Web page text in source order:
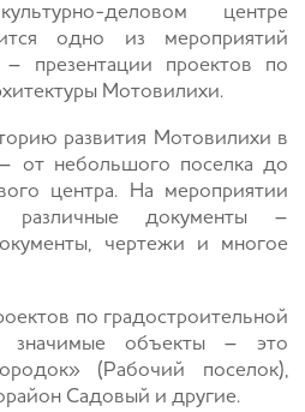
деловом центре
одно из мероприятий
– презентации проектов по
Мотовилихи.
развития Мотовилихи в
от небольшого поселка до
центра. На мероприятии
различные документы –
чертежи и многое
по градостроительной
значимые объекты – это
(Рабочий поселок),
Садовый и другие.